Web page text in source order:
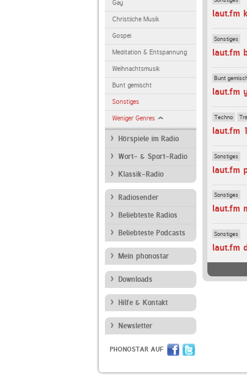
Gay
Christliche Musik
Gospel
Meditation & Entspannung
Weihnachtsmusik
Bunt gemischt
Sonstiges
Weniger Genres
Hörspiele im Radio
Wort- & Sport-Radio
Klassik-Radio
Radiosender
Beliebteste Radios
Beliebteste Podcasts
Mein phonostar
Downloads
Hilfe & Kontakt
Newsletter
PHONOSTAR AUF
laut.fm
Sonstiges
laut.fm
Bunt
laut.fm
Techno
laut.fm
Sonstiges
laut.fm
Sonstiges
laut.fm
Sonstiges
laut.fm